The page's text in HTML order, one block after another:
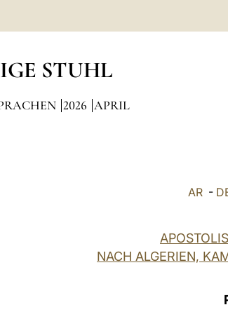
STUHL
2026 APRIL
AR -
NACH ALGERIEN,